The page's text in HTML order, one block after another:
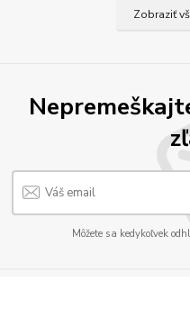
Zobraziť
Môžete sa kedykoľvek